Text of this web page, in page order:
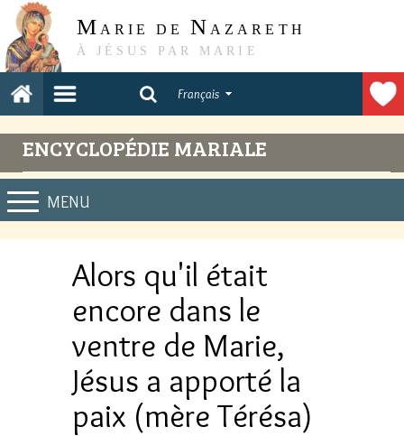
M ARIE DE N AZARETH
À JÉSUS PAR MARIE
Français
ENCYCLOPÉDIE MARIALE
MENU
Alors qu'il était
encore dans le
ventre de Marie,
Jésus a apporté la
paix (mère Térésa)